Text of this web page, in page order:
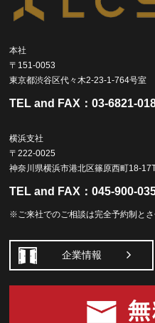
本社
〒151-0053
東京都渋谷区代々木2-23-1-764号室
TEL and FAX：03-6821-
横浜支社
〒222-0025
神奈川県横浜市港北区篠原西町18-
TEL and FAX：045-900-
※ご来社でのご相談は完全予約制とさ
企業情報